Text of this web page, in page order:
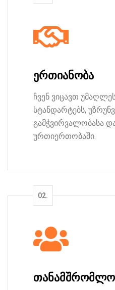
ერთიანობა
ჩვენ ვიცავთ
სტანდარტებს,
გამჭვირვალობასა
ურთიერთობაში.